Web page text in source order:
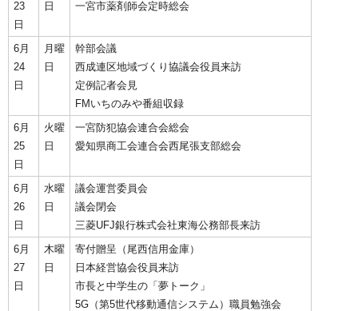
23
日
日
一宮市薬剤師会定時総会
6月
24
日
月曜
日
幹部会議
西成連区地域づくり協議会役員来訪
定例記者会見
FMいちのみや番組収録
6月
25
日
火曜
日
一宮防犯協会連合会総会
愛知県商工会連合会西尾張支部総会
6月
26
日
水曜
日
議会運営委員会
議会閉会
三菱UFJ銀行株式会社東海公務部長来訪
6月
27
日
木曜
日
寄付贈呈（尾西信用金庫）
日本経営協会役員来訪
市長と中学生の「夢トーク」
5G（第5世代移動通信システム）職員勉強会